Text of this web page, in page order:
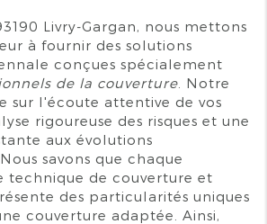
Livry-Gargan, nous mettons
à fournir des solutions
conçues spécialement
de la couverture . Notre
sur l'écoute attentive de vos
rigoureuse des risques et une
aux évolutions
savons que chaque
technique de couverture et
des particularités uniques
couverture adaptée. Ainsi,